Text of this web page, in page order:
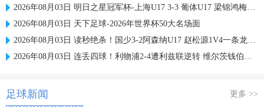
2026年08月03日 明日之星冠军杯-上海U17 3-3 葡体U17 梁锦鸿梅开二度
2026年08月03日 天下足球-2026年世界杯50大名场面
2026年08月03日 读秒绝杀！国少3-2阿森纳U17 赵松源1V4一条龙+造乌龙 程晟涵绝杀
2026年08月03日 连丢四球！利物浦2-4遭利兹联逆转 维尔茨钱伯斯破门凯尔凯兹失误
足球新闻 更多 >>